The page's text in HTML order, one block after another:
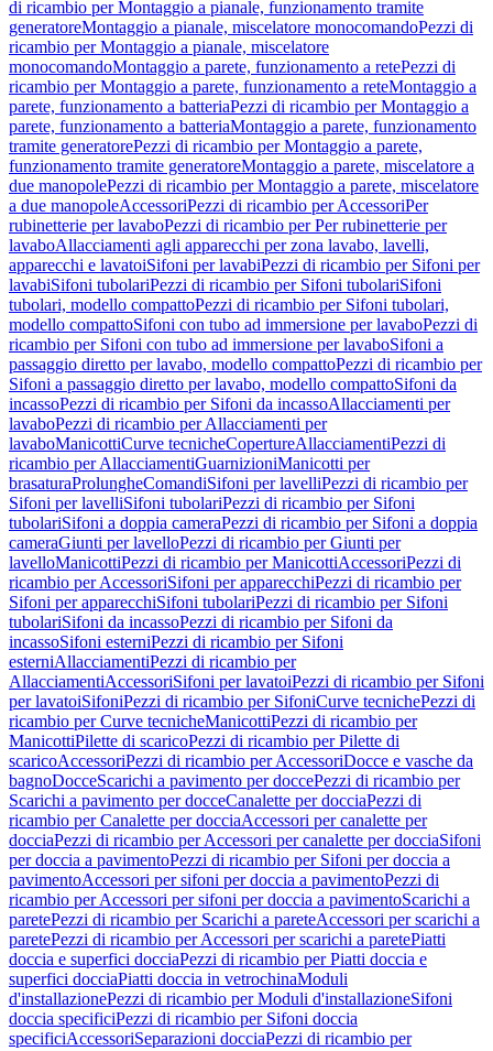
di ricambio per Montaggio a pianale, funzionamento tramite
generatoreMontaggio a pianale, miscelatore monocomandoPezzi di
ricambio per Montaggio a pianale, miscelatore
monocomandoMontaggio a parete, funzionamento a retePezzi di
ricambio per Montaggio a parete, funzionamento a reteMontaggio a
parete, funzionamento a batteriaPezzi di ricambio per Montaggio a
parete, funzionamento a batteriaMontaggio a parete, funzionamento
tramite generatorePezzi di ricambio per Montaggio a parete,
funzionamento tramite generatoreMontaggio a parete, miscelatore a
due manopolePezzi di ricambio per Montaggio a parete, miscelatore
a due manopoleAccessoriPezzi di ricambio per AccessoriPer
rubinetterie per lavaboPezzi di ricambio per Per rubinetterie per
lavaboAllacciamenti agli apparecchi per zona lavabo, lavelli,
apparecchi e lavatoiSifoni per lavabiPezzi di ricambio per Sifoni per
lavabiSifoni tubolariPezzi di ricambio per Sifoni tubolariSifoni
tubolari, modello compattoPezzi di ricambio per Sifoni tubolari,
modello compattoSifoni con tubo ad immersione per lavaboPezzi di
ricambio per Sifoni con tubo ad immersione per lavaboSifoni a
passaggio diretto per lavabo, modello compattoPezzi di ricambio per
Sifoni a passaggio diretto per lavabo, modello compattoSifoni da
incassoPezzi di ricambio per Sifoni da incassoAllacciamenti per
lavaboPezzi di ricambio per Allacciamenti per
lavaboManicottiCurve tecnicheCopertureAllacciamentiPezzi di
ricambio per AllacciamentiGuarnizioniManicotti per
brasaturaProlungheComandiSifoni per lavelliPezzi di ricambio per
Sifoni per lavelliSifoni tubolariPezzi di ricambio per Sifoni
tubolariSifoni a doppia cameraPezzi di ricambio per Sifoni a doppia
cameraGiunti per lavelloPezzi di ricambio per Giunti per
lavelloManicottiPezzi di ricambio per ManicottiAccessoriPezzi di
ricambio per AccessoriSifoni per apparecchiPezzi di ricambio per
Sifoni per apparecchiSifoni tubolariPezzi di ricambio per Sifoni
tubolariSifoni da incassoPezzi di ricambio per Sifoni da
incassoSifoni esterniPezzi di ricambio per Sifoni
esterniAllacciamentiPezzi di ricambio per
AllacciamentiAccessoriSifoni per lavatoiPezzi di ricambio per Sifoni
per lavatoiSifoniPezzi di ricambio per SifoniCurve tecnichePezzi di
ricambio per Curve tecnicheManicottiPezzi di ricambio per
ManicottiPilette di scaricoPezzi di ricambio per Pilette di
scaricoAccessoriPezzi di ricambio per AccessoriDocce e vasche da
bagnoDocceScarichi a pavimento per doccePezzi di ricambio per
Scarichi a pavimento per docceCanalette per docciaPezzi di
ricambio per Canalette per docciaAccessori per canalette per
docciaPezzi di ricambio per Accessori per canalette per docciaSifoni
per doccia a pavimentoPezzi di ricambio per Sifoni per doccia a
pavimentoAccessori per sifoni per doccia a pavimentoPezzi di
ricambio per Accessori per sifoni per doccia a pavimentoScarichi a
paretePezzi di ricambio per Scarichi a pareteAccessori per scarichi a
paretePezzi di ricambio per Accessori per scarichi a paretePiatti
doccia e superfici docciaPezzi di ricambio per Piatti doccia e
superfici docciaPiatti doccia in vetrochinaModuli
d'installazionePezzi di ricambio per Moduli d'installazioneSifoni
doccia specificiPezzi di ricambio per Sifoni doccia
specificiAccessoriSeparazioni docciaPezzi di ricambio per